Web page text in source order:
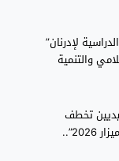
لإدرنان”
والتنمية
تخطف
الأضواء من افتتاح “تيميزار 2026”..